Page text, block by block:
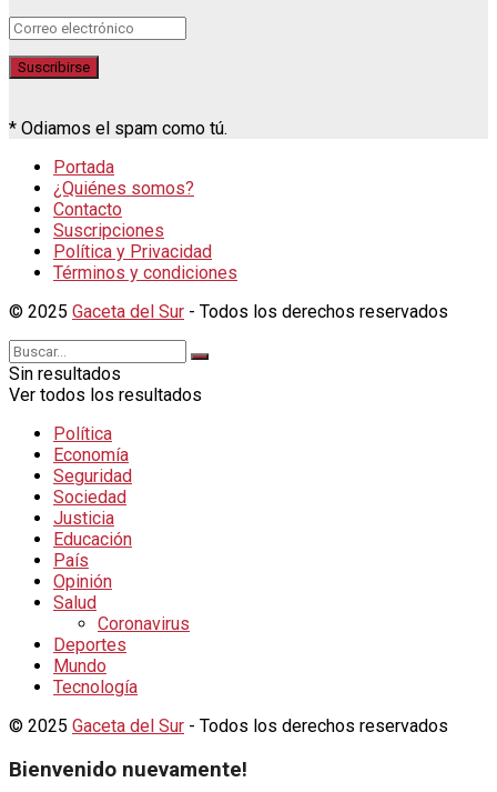
* Odiamos el spam como tú.
Portada
¿Quiénes somos?
Contacto
Suscripciones
Política y Privacidad
Términos y condiciones
© 2025 Gaceta del Sur - Todos los derechos reservados
Sin resultados
Ver todos los resultados
Política
Economía
Seguridad
Sociedad
Justicia
Educación
País
Opinión
Salud
Coronavirus
Deportes
Mundo
Tecnología
© 2025 Gaceta del Sur - Todos los derechos reservados
Bienvenido nuevamente!